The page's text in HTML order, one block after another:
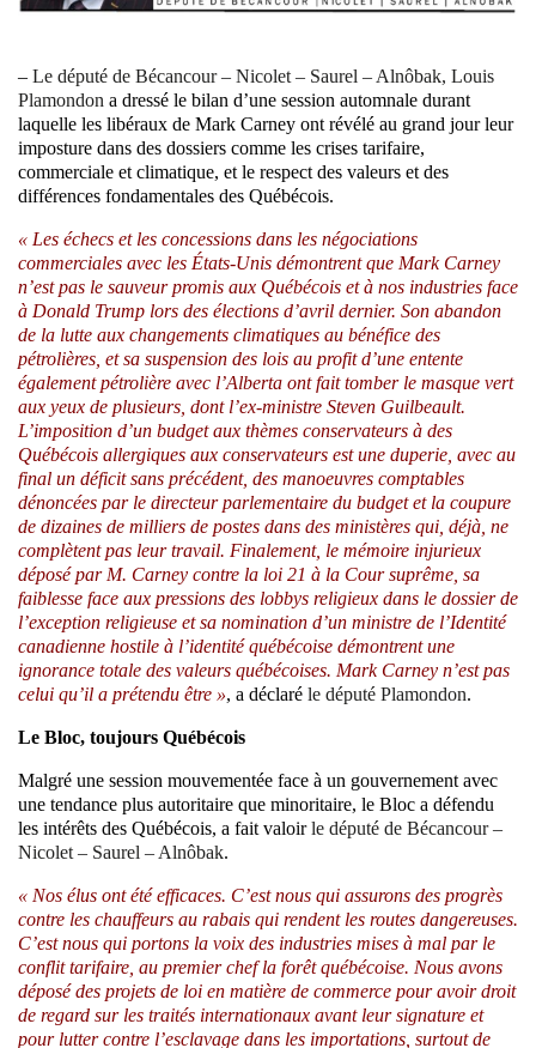
– Le député de Bécancour – Nicolet – Saurel – Alnôbak, Louis
Plamondon a dressé le bilan d’une session automnale durant
laquelle les libéraux de Mark Carney ont révélé au grand jour leur
imposture dans des dossiers comme les crises tarifaire,
commerciale et climatique, et le respect des valeurs et des
différences fondamentales des Québécois.
« Les échecs et les concessions dans les négociations
commerciales avec les États-Unis démontrent que Mark Carney
n’est pas le sauveur promis aux Québécois et à nos industries face
à Donald Trump lors des élections d’avril dernier. Son abandon
de la lutte aux changements climatiques au bénéfice des
pétrolières, et sa suspension des lois au profit d’une entente
également pétrolière avec l’Alberta ont fait tomber le masque vert
aux yeux de plusieurs, dont l’ex-ministre Steven Guilbeault.
L’imposition d’un budget aux thèmes conservateurs à des
Québécois allergiques aux conservateurs est une duperie, avec au
final un déficit sans précédent, des manoeuvres comptables
dénoncées par le directeur parlementaire du budget et la coupure
de dizaines de milliers de postes dans des ministères qui, déjà, ne
complètent pas leur travail. Finalement, le mémoire injurieux
déposé par M. Carney contre la loi 21 à la Cour suprême, sa
faiblesse face aux pressions des lobbys religieux dans le dossier de
l’exception religieuse et sa nomination d’un ministre de l’Identité
canadienne hostile à l’identité québécoise démontrent une
ignorance totale des valeurs québécoises. Mark Carney n’est pas
celui qu’il a prétendu être », a déclaré le député Plamondon.
Le Bloc, toujours Québécois
Malgré une session mouvementée face à un gouvernement avec
une tendance plus autoritaire que minoritaire, le Bloc a défendu
les intérêts des Québécois, a fait valoirle député de Bécancour –
Nicolet – Saurel – Alnôbak.
« Nos élus ont été efficaces. C’est nous qui assurons des progrès
contre les chauffeurs au rabais qui rendent les routes dangereuses.
C’est nous qui portons la voix des industries mises à mal par le
conflit tarifaire, au premier chef la forêt québécoise. Nous avons
déposé des projets de loi en matière de commerce pour avoir droit
de regard sur les traités internationaux avant leur signature et
pour lutter contre l’esclavage dans les importations, surtout de